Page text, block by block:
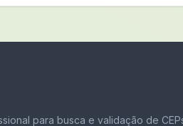
para busca e validação de